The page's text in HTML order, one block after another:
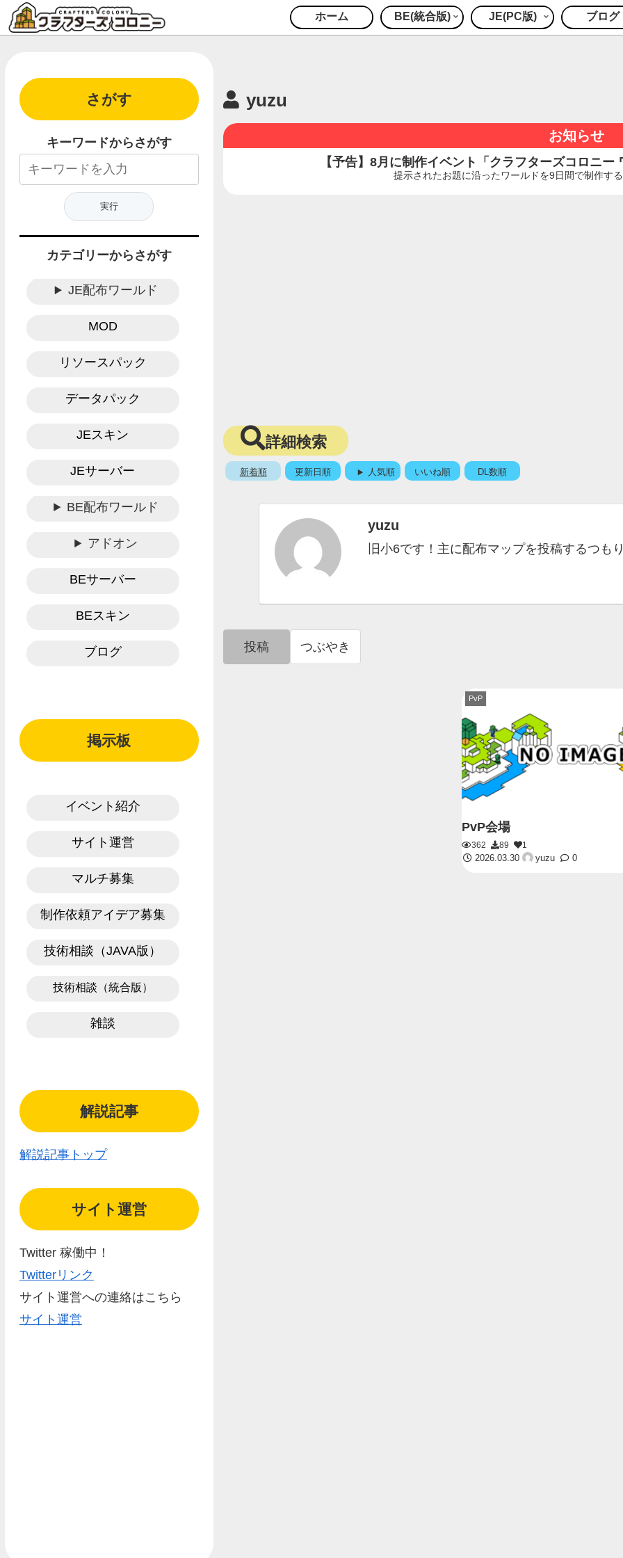
ホーム BE(統合版) JE(PC版) ブログ
yuzu
お知らせ
【予告】8月に制作イベント「クラフターズコロニ
提示されたお題に沿ったワールドを9日間で制作す
詳細検索
新着順 更新日順 人気順 いいね順 DL数順
yuzu
旧小6です！主に配布マップを投稿するつも
投稿 つぶやき
PvP
PvP会場
362 89
1
2026.03.30
yuzu 0
さがす
キーワードからさがす
カテゴリーからさがす
JE配布ワールド
MOD
リソースパック
データパック
JEスキン
JEサーバー
BE配布ワールド
アドオン
BEサーバー
BEスキン
ブログ
掲示板
イベント紹介
サイト運営
マルチ募集
制作依頼アイデア募集
技術相談（JAVA版）
技術相談（統合版）
雑談
解説記事
解説記事トップ
サイト運営
Twitter 稼働中！
Twitterリンク
サイト運営への連絡はこちら
サイト運営